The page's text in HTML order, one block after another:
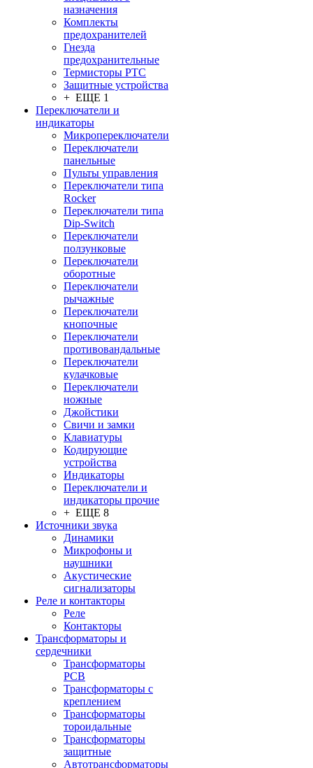
назначения
Комплекты
предохранителей
Гнезда
предохранительные
Термисторы PTC
Защитные устройства
+ ЕЩЕ 1
Переключатели и
индикаторы
Микропереключатели
Переключатели
панельные
Пульты управления
Переключатели типа
Rocker
Переключатели типа
Dip-Switch
Переключатели
ползунковые
Переключатели
оборотные
Переключатели
рычажные
Переключатели
кнопочные
Переключатели
противовандальные
Переключатели
кулачковые
Переключатели
ножные
Джойстики
Свичи и замки
Клавиатуры
Кодирующие
устройства
Индикаторы
Переключатели и
индикаторы прочие
+ ЕЩЕ 8
Источники звука
Динамики
Микрофоны и
наушники
Акустические
сигнализаторы
Реле и контакторы
Реле
Контакторы
Трансформаторы и
сердечники
Трансформаторы
PCB
Трансформаторы с
креплением
Трансформаторы
тороидальные
Трансформаторы
защитные
Автотрансформаторы